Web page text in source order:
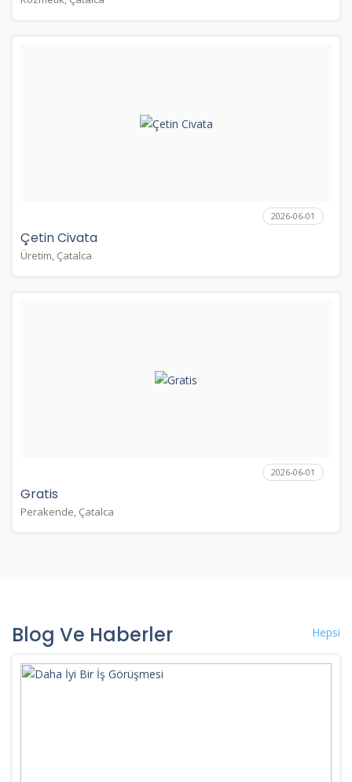
2026-06-01
Çetin Civata
Üretim, Çatalca
2026-06-01
Gratis
Perakende, Çatalca
Blog Ve Haberler Hepsi